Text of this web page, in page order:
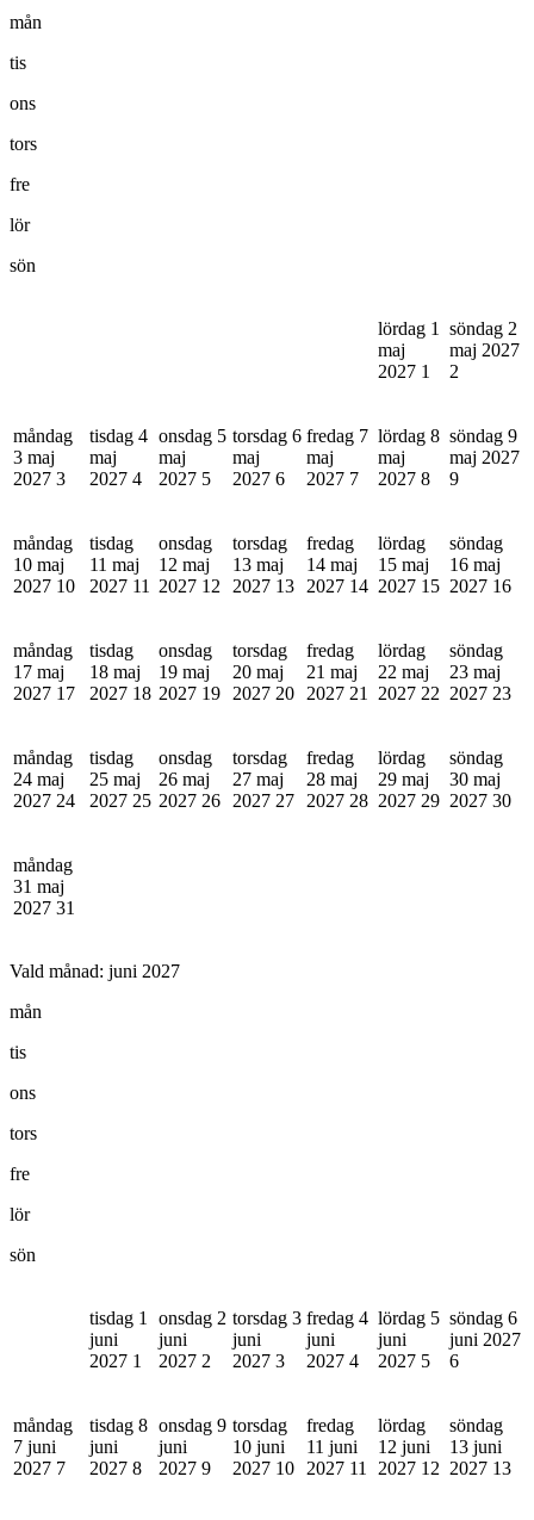
mån
tis
ons
tors
fre
lör
sön
lördag 1
maj
2027 1
söndag 2
maj 2027
2
måndag
3 maj
2027 3
tisdag 4
maj
2027 4
onsdag 5
maj
2027 5
torsdag 6
maj
2027 6
fredag 7
maj
2027 7
lördag 8
maj
2027 8
söndag 9
maj 2027
9
måndag
10 maj
2027 10
tisdag
11 maj
2027 11
onsdag
12 maj
2027 12
torsdag
13 maj
2027 13
fredag
14 maj
2027 14
lördag
15 maj
2027 15
söndag
16 maj
2027 16
måndag
17 maj
2027 17
tisdag
18 maj
2027 18
onsdag
19 maj
2027 19
torsdag
20 maj
2027 20
fredag
21 maj
2027 21
lördag
22 maj
2027 22
söndag
23 maj
2027 23
måndag
24 maj
2027 24
tisdag
25 maj
2027 25
onsdag
26 maj
2027 26
torsdag
27 maj
2027 27
fredag
28 maj
2027 28
lördag
29 maj
2027 29
söndag
30 maj
2027 30
måndag
31 maj
2027 31
Vald månad: juni 2027
mån
tis
ons
tors
fre
lör
sön
tisdag 1
juni
2027 1
onsdag 2
juni
2027 2
torsdag 3
juni
2027 3
fredag 4
juni
2027 4
lördag 5
juni
2027 5
söndag 6
juni 2027
6
måndag
7 juni
2027 7
tisdag 8
juni
2027 8
onsdag 9
juni
2027 9
torsdag
10 juni
2027 10
fredag
11 juni
2027 11
lördag
12 juni
2027 12
söndag
13 juni
2027 13